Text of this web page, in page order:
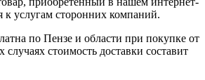
к услугам сторонних компаний.
по Пензе и области при покупке от
стоимость доставки составит